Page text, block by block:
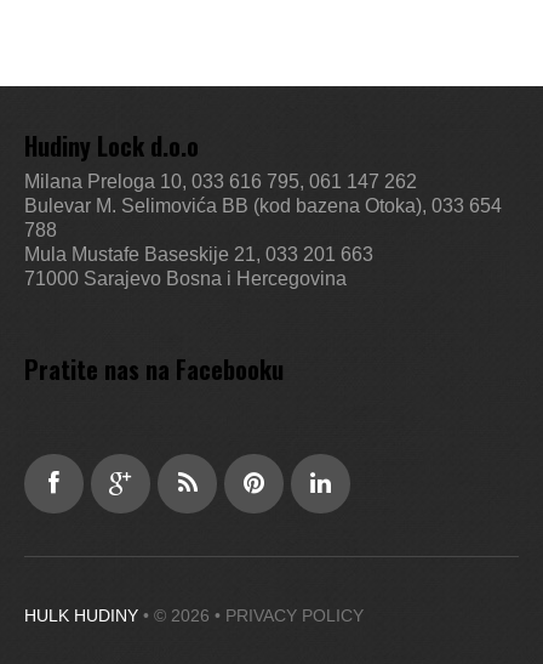
Hudiny Lock d.o.o
Milana Preloga 10, 033 616 795, 061 147 262
Bulevar M. Selimovića BB (kod bazena Otoka), 033 654
788
Mula Mustafe Baseskije 21, 033 201 663
71000 Sarajevo Bosna i Hercegovina
Pratite nas na Facebooku
HULK HUDINY • © 2026 • PRIVACY POLICY